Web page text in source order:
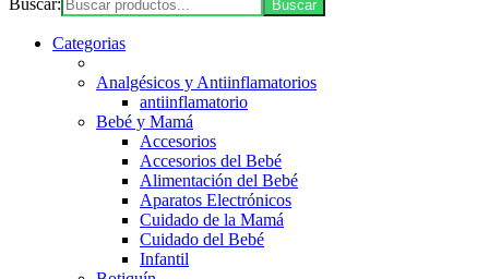
Buscar:
Categorias
Analgésicos y Antiinflamatorios
antiinflamatorio
Bebé y Mamá
Accesorios
Accesorios del Bebé
Alimentación del Bebé
Aparatos Electrónicos
Cuidado de la Mamá
Cuidado del Bebé
Infantil